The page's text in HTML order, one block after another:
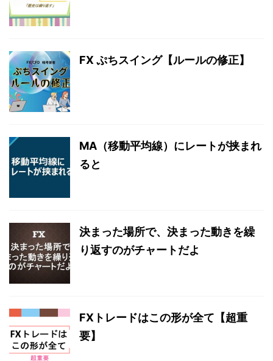
FX ぷちスイング【ルールの修正】
MA（移動平均線）にレートが挟まれ
ると
決まった場所で、決まった動きを繰
り返すのがチャートだよ
FXトレードはこの形が全て【超重
要】